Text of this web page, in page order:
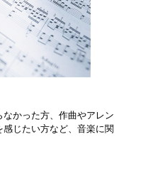
かった方、作曲やアレン
じたい方など、音楽に関